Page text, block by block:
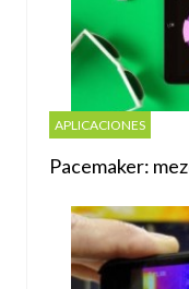
APLICACIONES
Pacemaker: